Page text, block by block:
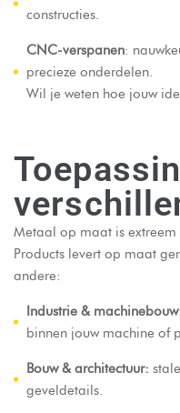
constructies.
CNC-verspanen:
precieze onderdelen.
Wil je weten hoe jouw
Metaal op maat is extreem
Products levert op maat
andere:
Industrie &
binnen jouw machine of
Bouw & architectuur:
geveldetails.